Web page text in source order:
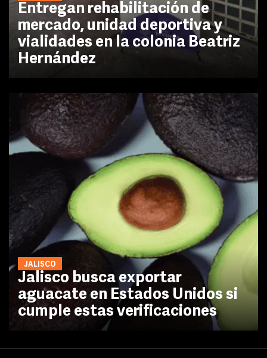
Entregan rehabilitación de
mercado, unidad deportiva y
vialidades en la colonia Beatriz
Hernández
JALISCO
Jalisco busca exportar
aguacate en Estados Unidos si
cumple estas verificaciones